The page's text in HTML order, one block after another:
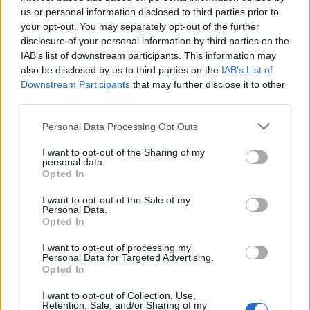
us or personal information disclosed to third parties prior to
your opt-out. You may separately opt-out of the further
disclosure of your personal information by third parties on the
IAB’s list of downstream participants. This information may
also be disclosed by us to third parties on the IAB’s List of
Downstream Participants that may further disclose it to other
Personal Data Processing Opt Outs
I want to opt-out of the Sharing of my
personal data.
Opted In
I want to opt-out of the Sale of my
Personal Data.
Opted In
I want to opt-out of processing my
Personal Data for Targeted Advertising.
Opted In
I want to opt-out of Collection, Use,
Retention, Sale, and/or Sharing of my
ritenzione idrica.
Cosa raccontano i comportamenti degli
organismi
– in particolareevitamento
disaggregazione
– riflettono
efficacemente le differenze di qualità
ecologica tra le aree studiate.
Questi segnali comportamentali risultano
spesso più sensibili e immediati
riuscendo a intercettare condizioni di
degrado ecologico in fase precoce. Il
invece, appare più complesso e meno